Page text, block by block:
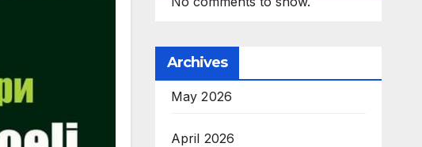
Archives
May 2026
April 2026